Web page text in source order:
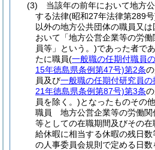
(3)
当該年の前年において地方
する法律(昭和27年法律第289
以外の地方公共団体の職員又は
おいて「地方公営企業等の労
員等」という。)であった者で
たに職員(一般職の任期付職員
15年徳島県条例第47号)第2条
員及び一般職の任期付研究員の
21年徳島県条例第87号)第3条
員を除く。)となったものその
職員 地方公営企業等の労働関
等としての在職期間及びその
給休暇に相当する休暇の残日
の人事委員会規則で定める日